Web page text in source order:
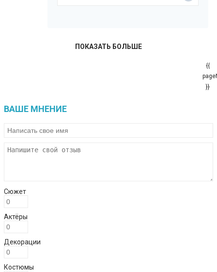
ПОКАЗАТЬ БОЛЬШЕ
{{
}}
ВАШЕ МНЕНИЕ
Сюжет
Актёры
Декорации
Костюмы